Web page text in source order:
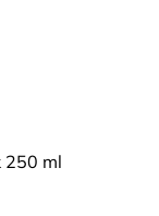
250 ml